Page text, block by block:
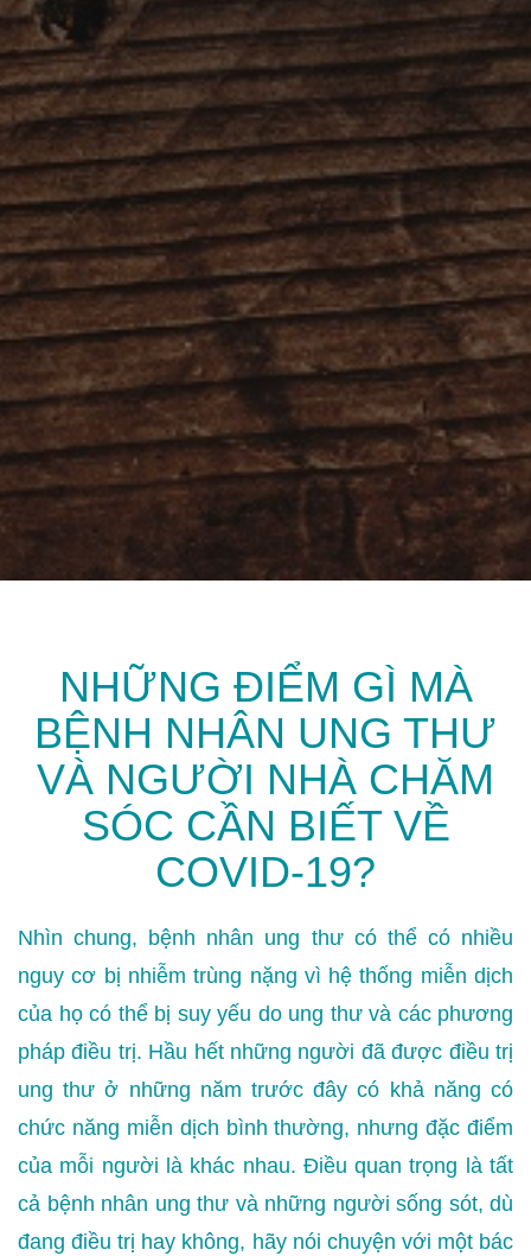
NHỮNG ĐIỂM GÌ MÀ
BỆNH NHÂN UNG THƯ
VÀ NGƯỜI NHÀ CHĂM
SÓC CẦN BIẾT VỀ
COVID-19?
Nhìn chung, bệnh nhân ung thư có thể có nhiều
nguy cơ bị nhiễm trùng nặng vì hệ thống miễn dịch
của họ có thể bị suy yếu do ung thư và các phương
pháp điều trị. Hầu hết những người đã được điều trị
ung thư ở những năm trước đây có khả năng có
chức năng miễn dịch bình thường, nhưng đặc điểm
của mỗi người là khác nhau. Điều quan trọng là tất
cả bệnh nhân ung thư và những người sống sót, dù
đang điều trị hay không, hãy nói chuyện với một bác